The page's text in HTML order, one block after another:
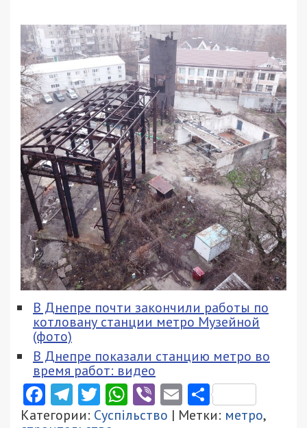
В Днепре почти закончили работы по
котловану станции метро Музейной
(фото)
В Днепре показали станцию метро во
время работ: видео
Facebook
Telegram
Twitter
WhatsApp
ViberEmail
Категории: Суспільство | Метки: метро,